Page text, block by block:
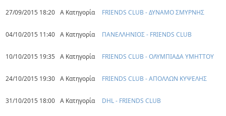
27/09/2015 18:20 Α Κατηγορία FRIENDS CLUB - ΔΥΝΑΜΟ ΣΜΥΡΝΗΣ
04/10/2015 11:40 Α Κατηγορία ΠΑΝΕΛΛΗΝΙΟΣ - FRIENDS CLUB
10/10/2015 19:35 Α Κατηγορία FRIENDS CLUB - ΟΛΥΜΠΙΑΔΑ ΥΜΗΤΤΟΥ
24/10/2015 19:30 Α Κατηγορία FRIENDS CLUB - ΑΠΟΛΛΩΝ ΚΥΨΕΛΗΣ
31/10/2015 18:00 Α Κατηγορία DHL - FRIENDS CLUB